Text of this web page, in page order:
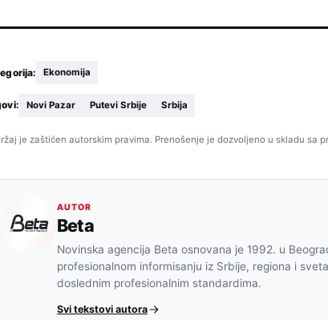
Ekonomija
Novi Pazar Putevi Srbije Srbija
je zaštićen autorskim pravima. Prenošenje je dozvoljeno u skladu sa
AUTOR
Beta
Novinska agencija Beta osnovana je 1992. u
profesionalnom informisanju iz Srbije, regiona i
doslednim profesionalnim standardima.
Svi tekstovi autora